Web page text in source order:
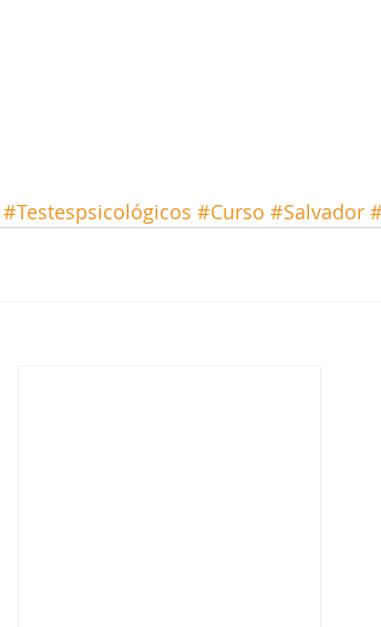
#Testespsicológicos #Curso #Salvador